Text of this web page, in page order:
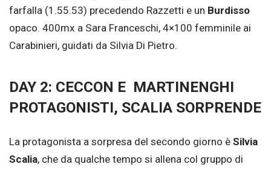
farfalla (1.55.53) precedendo Razzetti e un Burdisso
opaco. 400mx a Sara Franceschi, 4×100 femminile ai
Carabinieri, guidati da Silvia Di Pietro.
DAY 2: CECCON E MARTINENGHI
PROTAGONISTI, SCALIA SORPRENDE
La protagonista a sorpresa del secondo giorno è Silvia
Scalia, che da qualche tempo si allena col gruppo di